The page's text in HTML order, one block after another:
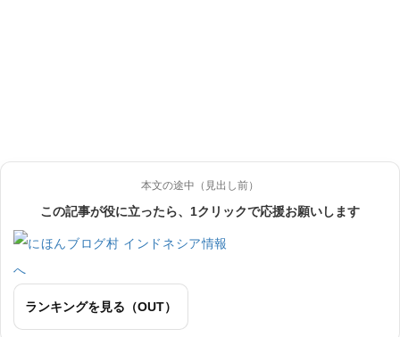
本文の途中（見出し前）
この記事が役に立ったら、1クリックで応援お願いします
ランキングを見る（OUT）